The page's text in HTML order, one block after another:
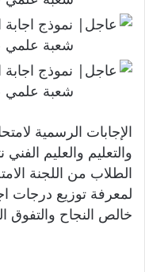
والتعليم والعليم
الطلاب من اللجنة
لمعرفة توزيع درجات
خالص النجاح والتفوق